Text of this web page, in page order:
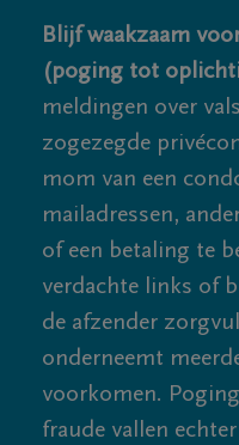
Blijf waakzaam
(poging tot
meldingen over
zogezegde
mom van een
mailadressen,
of een betaling te
verdachte links of
de afzender
onderneemt
voorkomen.
fraude vallen